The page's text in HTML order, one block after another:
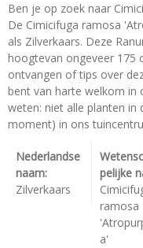
Ben je op zoek naar
De Cimicifuga ramosa
als Zilverkaars. Deze
hoogtevan ongeveer 175
ontvangen of tips over
bent van harte welkom in
weten: niet alle planten in
moment) in ons
Nederlandse
naam:
Zilverkaars
pelijke
ramosa
a'